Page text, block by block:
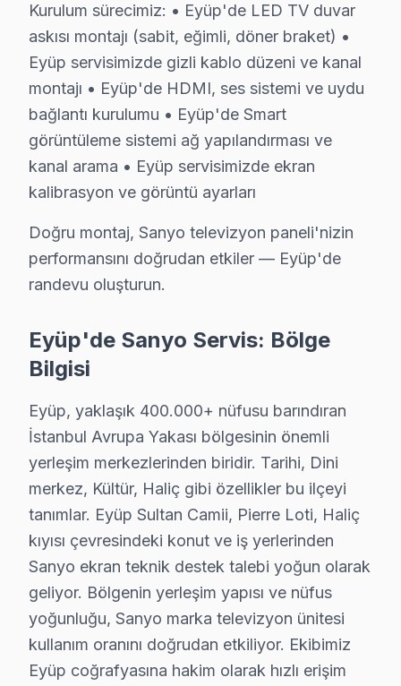
• Eyüp'de LCD, OLED ve QLED panel çeşitleri
• Eyüp servisimizde LED bar ve backlight modülleri
• Eyüp'de mainboard, power board, T-Con kartları
• Eyüp servisimizde HDMI soket, IR alıcı, Wi-Fi modül
• Eyüp'de her parçada 2 yıl değişim garantisi
• Eyüp'de aynı gün tedarik imkânı (Eyüp
Eyüp'da Sanyo orijinal parça ile yapılan tamir hem
Sanyo Televizyon Kullanım Kılavuzu – Eyüp
Televizyonunuzun ömrünü kısaltan alışkanlıklardan
• Eyüp'de orijinal güç kablosu ve adaptör kullanın
• Eyüp'de HDMI kablolarını çekip takmadan önce
• Eyüp'de UPS veya gerilim regülatörü ile ani voltaj
• Ekran parlaklığını Eyüp'de ortam ışığına göre
• Enerji tasarrufu için kullanmadığınızda Eyüp'de
Eyüp'da düzenli bakım ve doğru kullanım ile Sanyo
Eyüp Sanyo TV Arızaları – Televizyonunuz
Sanyo televizyonunuz beklenmedik bir anda arıza mı
Sanyo LED TV'lerde gözlemlenen başlıca teknik
• Eyüp'de Ekran Arızaları: Panel çizgisi, renk
• Eyüp'de Güç Sorunları: Kırmızı ışık yanıp
Kurulum sürecimiz: • Eyüp'de LED TV duvar
askısı montajı (sabit, eğimli, döner braket) •
Eyüp servisimizde gizli kablo düzeni ve kanal
montajı • Eyüp'de HDMI, ses sistemi ve uydu
bağlantı kurulumu • Eyüp'de Smart
görüntüleme sistemi ağ yapılandırması ve
kanal arama • Eyüp servisimizde ekran
kalibrasyon ve görüntü ayarları
Doğru montaj, Sanyo televizyon paneli'nizin
performansını doğrudan etkiler — Eyüp'de
randevu oluşturun.
Eyüp'de Sanyo Servis: Bölge
Bilgisi
Eyüp, yaklaşık 400.000+ nüfusu barındıran
İstanbul Avrupa Yakası bölgesinin önemli
yerleşim merkezlerinden biridir. Tarihi, Dini
merkez, Kültür, Haliç gibi özellikler bu ilçeyi
tanımlar. Eyüp Sultan Camii, Pierre Loti, Haliç
kıyısı çevresindeki konut ve iş yerlerinden
Sanyo ekran teknik destek talebi yoğun olarak
geliyor. Bölgenin yerleşim yapısı ve nüfus
yoğunluğu, Sanyo marka televizyon ünitesi
kullanım oranını doğrudan etkiliyor. Ekibimiz
Eyüp coğrafyasına hakim olarak hızlı erişim